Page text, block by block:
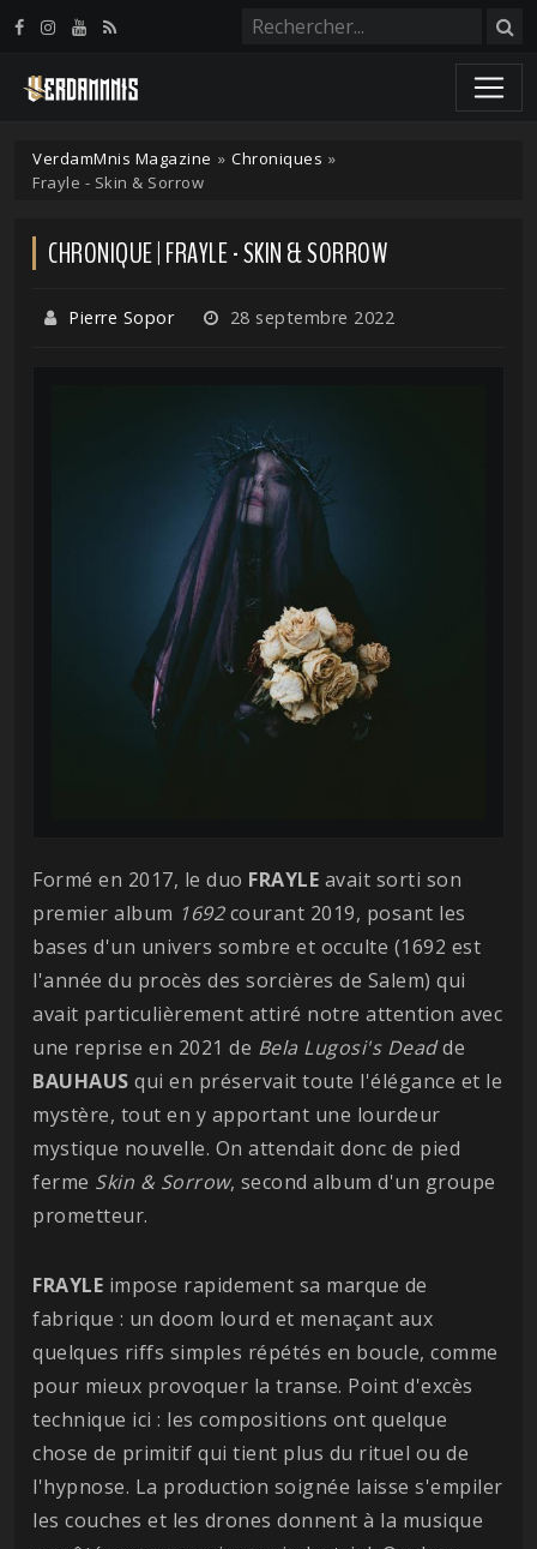
VerdamMnis Magazine » Chroniques »
Frayle - Skin & Sorrow
CHRONIQUE | FRAYLE - SKIN & SORROW
Pierre Sopor 28 septembre 2022
Formé en 2017, le duo FRAYLE avait sorti son
premier album 1692courant 2019, posant les
bases d'un univers sombre et occulte (1692 est
l'année du procès des sorcières de Salem) qui
avait particulièrement attiré notre attention avec
une reprise en 2021 de Bela Lugosi's Deadde
BAUHAUS qui en préservait toute l'élégance et le
mystère, tout en y apportant une lourdeur
mystique nouvelle. On attendait donc de pied
ferme Skin & Sorrow, second album d'un groupe
prometteur.
FRAYLE impose rapidement sa marque de
fabrique : un doom lourd et menaçant aux
quelques riffs simples répétés en boucle, comme
pour mieux provoquer la transe. Point d'excès
technique ici : les compositions ont quelque
chose de primitif qui tient plus du rituel ou de
l'hypnose. La production soignée laisse s'empiler
les couches et les drones donnent à la musique
Panneau de gestion des cookies